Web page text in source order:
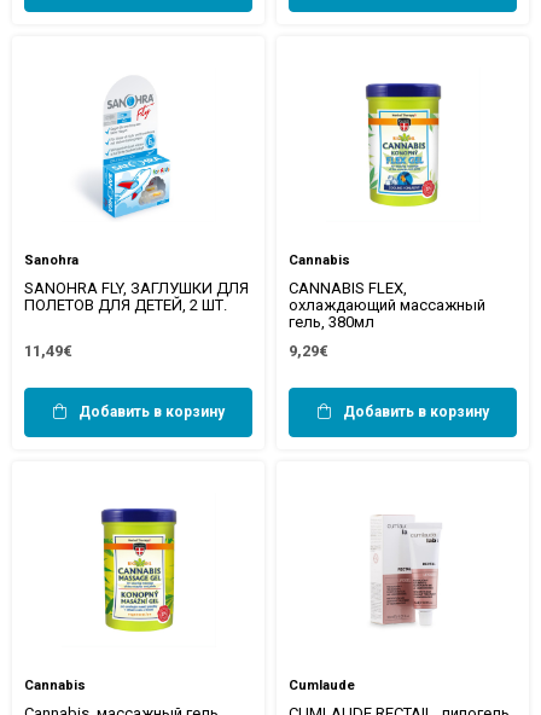
Sanohra
SANOHRA FLY, ЗАГЛУШКИ ДЛЯ
ПОЛЕТОВ ДЛЯ ДЕТЕЙ, 2 ШТ.
11,49€
Добавить в корзину
Cannabis
CANNABIS FLEX,
охлаждающий массажный
гель, 380мл
9,29€
Добавить в корзину
Cannabis Cumlaude